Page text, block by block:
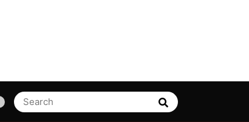
Search
for:
Search